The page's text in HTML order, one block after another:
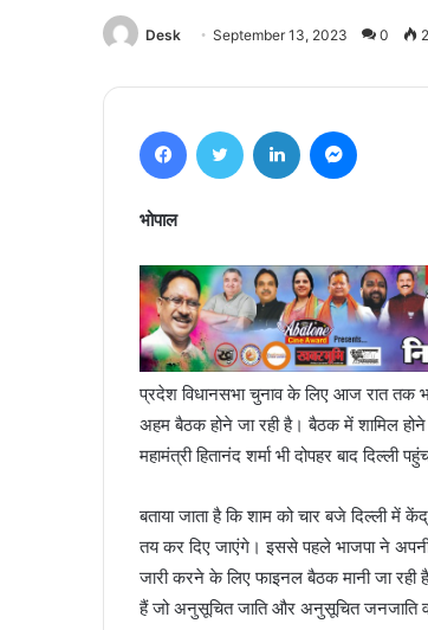
Desk September 13, 2023 0
भोपाल
प्रदेश विधानसभा चुनाव के लिए आज रात तक
अहम बैठक होने जा रही है। बैठक में शामिल होने
महामंत्री हितानंद शर्मा भी दोपहर बाद दिल्ली
बताया जाता है कि शाम को चार बजे दिल्ली में
तय कर दिए जाएंगे। इससे पहले भाजपा ने अपनी
जारी करने के लिए फाइनल बैठक मानी जा रही
हैं जो अनुसूचित जाति और अनुसूचित जनजाति